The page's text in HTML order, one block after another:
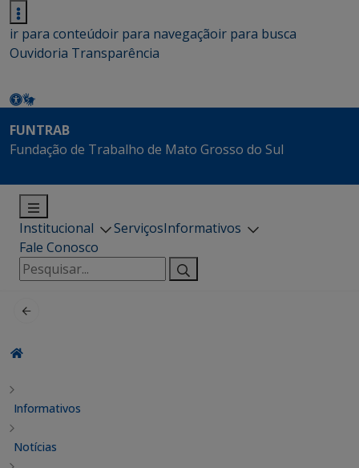
ir para conteúdoir para navegaçãoir para busca
Ouvidoria Transparência
FUNTRAB
Fundação de Trabalho de Mato Grosso do Sul
Institucional ServiçosInformativos
Fale Conosco
Pesquisar
por:
Informativos
Notícias